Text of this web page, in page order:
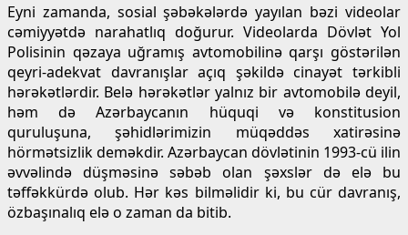
Eyni zamanda, sosial şəbəkələrdə yayılan bəzi videolar
cəmiyyətdə narahatlıq doğurur. Videolarda Dövlət Yol
Polisinin qəzaya uğramış avtomobilinə qarşı göstərilən
qeyri-adekvat davranışlar açıq şəkildə cinayət tərkibli
hərəkətlərdir. Belə hərəkətlər yalnız bir avtomobilə deyil,
həm də Azərbaycanın hüquqi və konstitusion
quruluşuna, şəhidlərimizin müqəddəs xatirəsinə
hörmətsizlik deməkdir. Azərbaycan dövlətinin 1993-cü ilin
əvvəlində düşməsinə səbəb olan şəxslər də elə bu
təffəkkürdə olub. Hər kəs bilməlidir ki, bu cür davranış,
özbaşınalıq elə o zaman da bitib.